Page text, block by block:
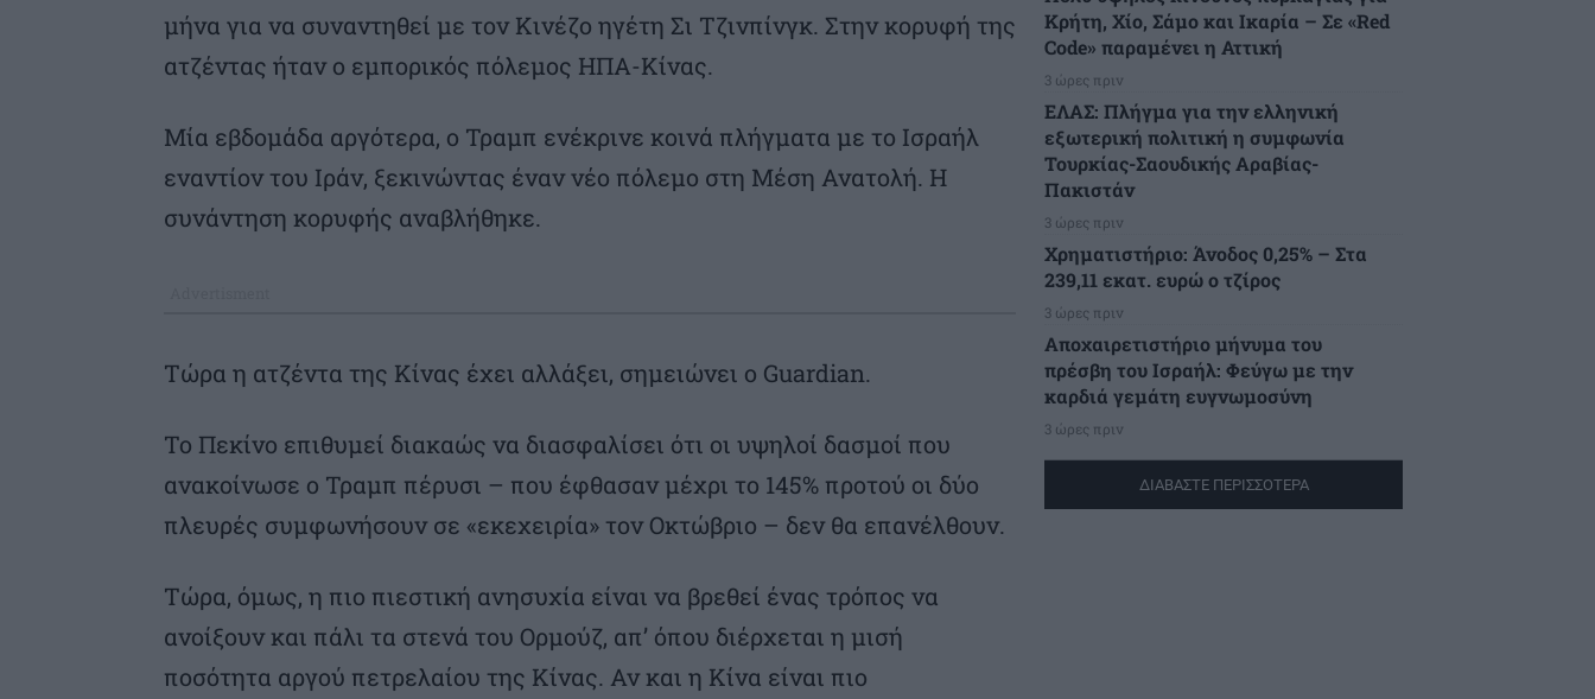
μήνα για να συναντηθεί με τον Κινέζο ηγέτη Σι Τζινπίνγκ. Στην κορυφή της
ατζέντας ήταν ο εμπορικός πόλεμος ΗΠΑ-Κίνας.
Μία εβδομάδα αργότερα, ο Τραμπ ενέκρινε κοινά πλήγματα με το Ισραήλ
εναντίον του Ιράν, ξεκινώντας έναν νέο πόλεμο στη Μέση Ανατολή. Η
συνάντηση κορυφής αναβλήθηκε.
Τώρα η ατζέντα της Κίνας έχει αλλάξει, σημειώνει ο Guardian.
Το Πεκίνο επιθυμεί διακαώς να διασφαλίσει ότι οι υψηλοί δασμοί που
ανακοίνωσε ο Τραμπ πέρυσι – που έφθασαν μέχρι το 145% προτού οι δύο
πλευρές συμφωνήσουν σε «εκεχειρία» τον Οκτώβριο – δεν θα επανέλθουν.
Τώρα, όμως, η πιο πιεστική ανησυχία είναι να βρεθεί ένας τρόπος να
ανοίξουν και πάλι τα στενά του Ορμούζ, απ’ όπου διέρχεται η μισή
ποσότητα αργού πετρελαίου της Κίνας. Αν και η Κίνα είναι πιο
Κρήτη, Χίο, Σάμο και Ικαρία – Σε «Red
Code» παραμένει η Αττική
3 ώρες πριν
ΕΛΑΣ: Πλήγμα για την ελληνική
εξωτερική πολιτική η συμφωνία
Τουρκίας-Σαουδικής Αραβίας-
Πακιστάν
3 ώρες πριν
Χρηματιστήριο: Άνοδος 0,25% – Στα
239,11 εκατ. ευρώ ο τζίρος
3 ώρες πριν
Αποχαιρετιστήριο μήνυμα του
πρέσβη του Ισραήλ: Φεύγω με την
καρδιά γεμάτη ευγνωμοσύνη
3 ώρες πριν
ΔΙΑΒΑΣΤΕ ΠΕΡΙΣΣΟΤΕΡΑ